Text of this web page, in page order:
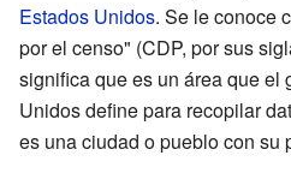
Estados Unidos. Se le conoce
por el censo" (CDP, por sus
significa que es un área que el
Unidos define para recopilar
es una ciudad o pueblo con su